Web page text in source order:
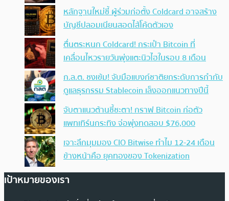
หลักฐานใหม่ชี้ ผู้ร่วมก่อตั้ง Coldcard อาจสร้าง
บัญชีปลอมเนียนสอดไส้โค้ดตัวเอง
ตื่นตระหนก Coldcard! กระเป๋า Bitcoin ที่
เคลื่อนไหวรายวันพุ่งแตะนิวไฮในรอบ 8 เดือน
ก.ล.ต. ชงเข้ม! จับมือแบงก์ชาติยกระดับการกำกับ
ดูแลธุรกรรม Stablecoin เล็งออกแนวทางปีนี้
จับตาแนวต้านชี้ชะตา! กราฟ Bitcoin ก่อตัว
แพทเทิร์นกระทิง จ่อพุ่งทดสอบ $76,000
เจาะลึกมุมมอง CIO Bitwise ทำไม 12-24 เดือน
ข้างหน้าคือ ยุคทองของ Tokenization
เป้าหมายของเรา